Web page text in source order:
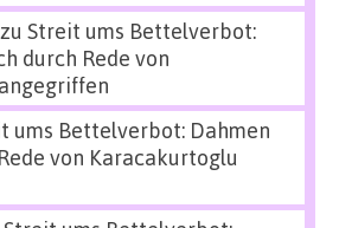
zu Streit ums Bettelverbot:
durch Rede von
ums Bettelverbot: Dahmen
von Karacakurtoglu